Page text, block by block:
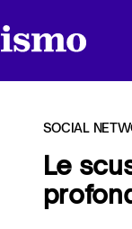
SOCIAL
Le